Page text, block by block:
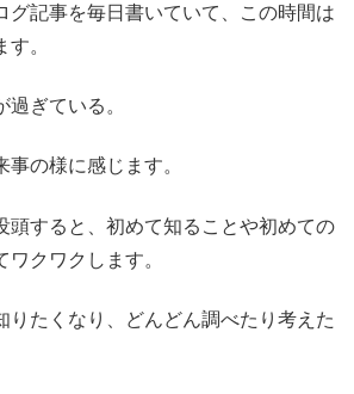
グ記事を毎日書いていて、この時間は
。
ぎている。
の様に感じます。
頭すると、初めて知ることや初めての
クワクします。
りたくなり、どんどん調べたり考えた